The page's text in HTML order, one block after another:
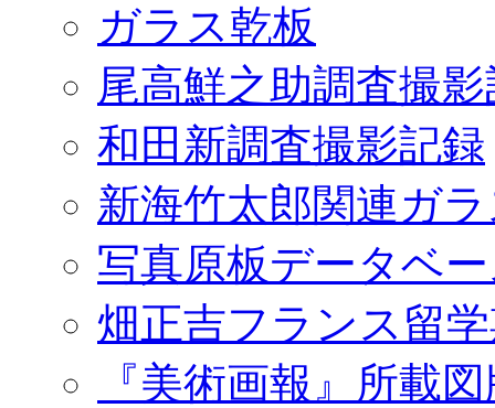
ガラス乾板
尾高鮮之助調査撮
和田新調査撮影記録
新海竹太郎関連ガ
写真原板データベ
畑正吉フランス留
『美術画報』所載